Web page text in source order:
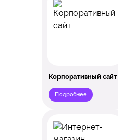
Корпоративный сайт
Подробнее